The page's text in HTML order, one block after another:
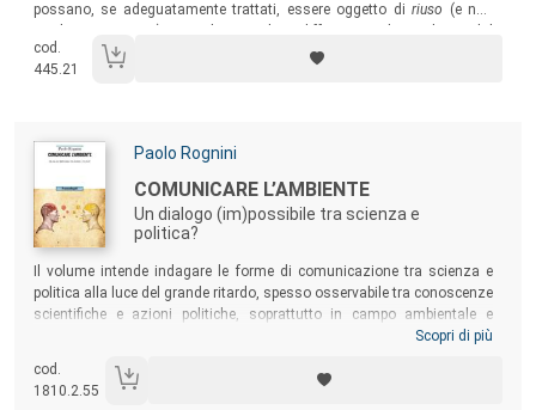
possano, se adeguatamente trattati, essere oggetto diriuso (e non
mercato. In particolare il testo prende in esame i materiali di rifiuto e
per imballaggi del settore edilizio.
cod.
445.21
Autori:
Paolo Rognini
Titolo:
COMUNICARE L’AMBIENTE
Un dialogo (im)possibile tra scienza e
politica?
Sommario:
Il volume intende indagare le forme di comunicazione tra scienza e
politica alla luce del grande ritardo, spesso osservabile tra conoscenze
scientifiche e azioni politiche, soprattutto in campo ambientale e
sanitario. Il tempo infatti stringe: o ambiente e salute verranno inserite
precipitare vertiginosamente conducendo la società verso un tragico
scenario. La sfida che ci attende è enorme: scienza, politica e
Scopri di più
cod.
1810.2.55